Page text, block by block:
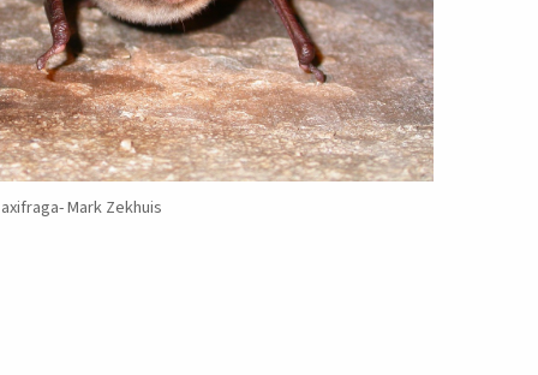
Mark Zekhuis